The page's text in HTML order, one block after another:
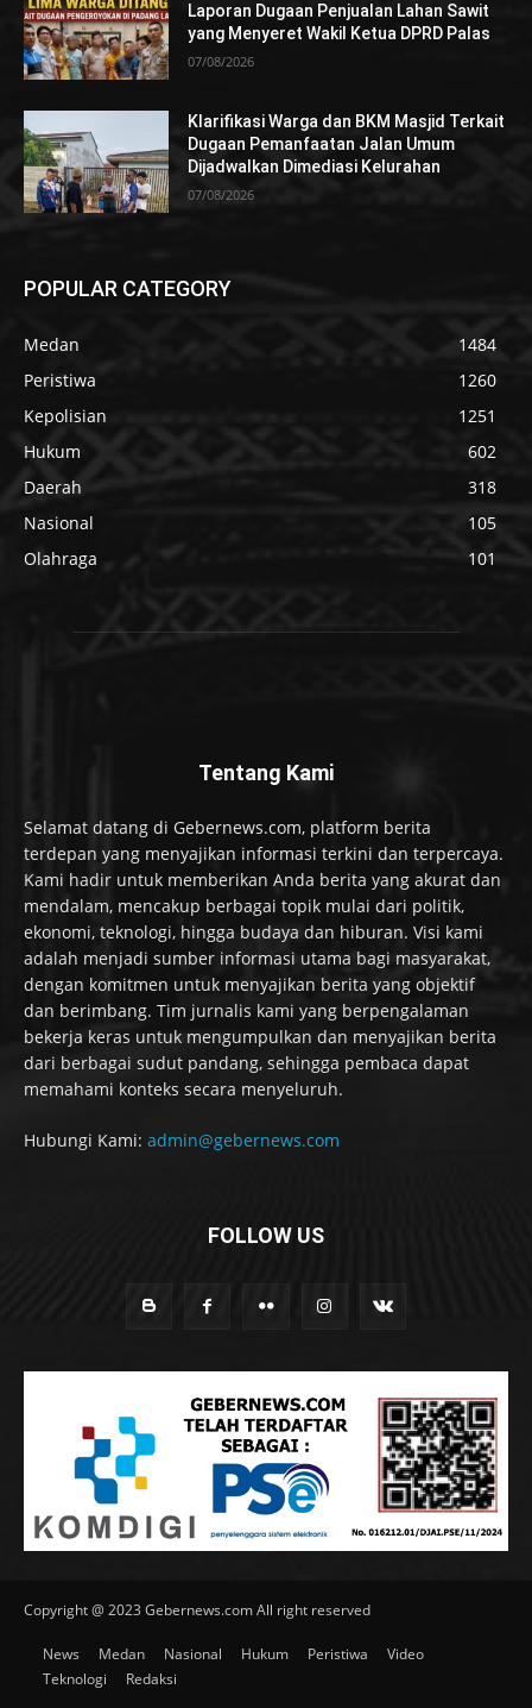
Laporan Dugaan Penjualan Lahan Sawit
yang Menyeret Wakil Ketua DPRD Palas
07/08/2026
Klarifikasi Warga dan BKM Masjid Terkait
Dugaan Pemanfaatan Jalan Umum
Dijadwalkan Dimediasi Kelurahan
07/08/2026
POPULAR CATEGORY
Medan
1484
Peristiwa
1260
Kepolisian
1251
Hukum
602
Daerah
318
Nasional
105
Olahraga
101
Tentang Kami
Selamat datang di Gebernews.com, platform berita
terdepan yang menyajikan informasi terkini dan terpercaya.
Kami hadir untuk memberikan Anda berita yang akurat dan
mendalam, mencakup berbagai topik mulai dari politik,
ekonomi, teknologi, hingga budaya dan hiburan. Visi kami
adalah menjadi sumber informasi utama bagi masyarakat,
dengan komitmen untuk menyajikan berita yang objektif
dan berimbang. Tim jurnalis kami yang berpengalaman
bekerja keras untuk mengumpulkan dan menyajikan berita
dari berbagai sudut pandang, sehingga pembaca dapat
memahami konteks secara menyeluruh.
Hubungi Kami: admin@gebernews.com
FOLLOW US
Copyright @ 2023 Gebernews.com All right reserved
News Medan Nasional Hukum Peristiwa
Video
Teknologi
Redaksi